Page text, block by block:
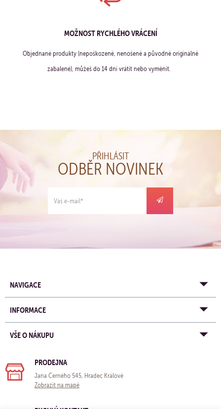
MOŽNOST RYCHLÉHO VRÁCENÍ
Objednané produkty (nepoškozené, nenošené a původně originálně
zabalené), můžeš do 14 dní vrátit nebo vyměnit.
PŘIHLÁSIT
ODBĚR NOVINEK
NAVIGACE
INFORMACE
VŠE O NÁKUPU
PRODEJNA
Jana Černého 545, Hradec Králové
Zobrazit na mapě